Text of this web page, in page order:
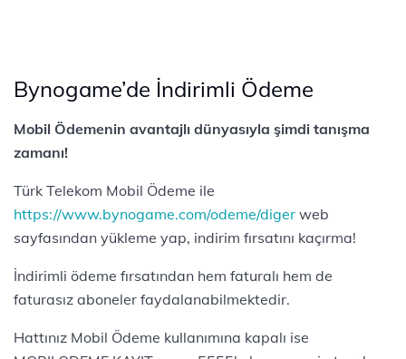
Bynogame’de İndirimli Ödeme
Mobil Ödemenin avantajlı dünyasıyla şimdi tanışma
zamanı!
Türk Telekom Mobil Ödeme ile
https://www.bynogame.com/odeme/diger web
sayfasından yükleme yap, indirim fırsatını kaçırma!
İndirimli ödeme fırsatından hem faturalı hem de
faturasız aboneler faydalanabilmektedir.
Hattınız Mobil Ödeme kullanımına kapalı ise